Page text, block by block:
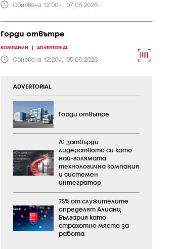
Обновена 12:00ч., 07.08.2026
Горди отвътре
КОМПАНИИ ADVERTORIAL
Обновена 12:20ч., 05.08.2026
ADVERTORIAL
Горди отвътре
А1 затвърди
лидерството си като
най-голямата
технологична компания
и системен
интегратор
75% от служителите
определят Алианц
България като
страхотно място за
работа